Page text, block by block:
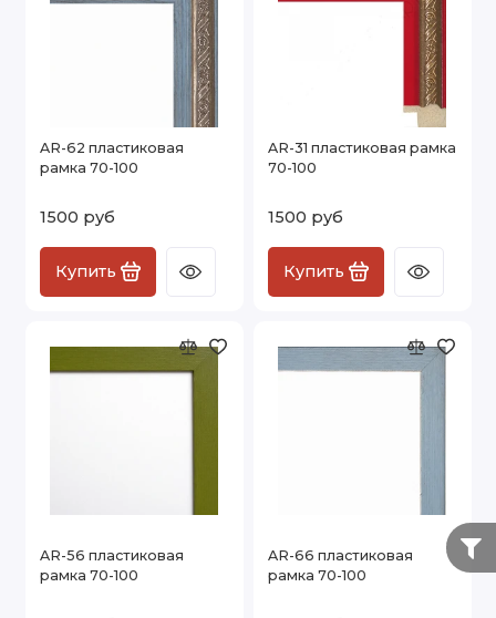
AR-62 пластиковая
рамка 70-100
1500 руб
Купить
AR-31 пластиковая рамка
70-100
1500 руб
Купить
AR-56 пластиковая
рамка 70-100
AR-66 пластиковая
рамка 70-100